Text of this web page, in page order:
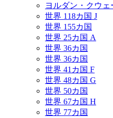
ヨルダン・クウ
世界 118カ国 J
世界 155カ国
世界 25カ国 A
世界 36カ国
世界 36カ国
世界 41カ国 F
世界 48カ国 G
世界 50カ国
世界 67カ国 H
世界 77カ国